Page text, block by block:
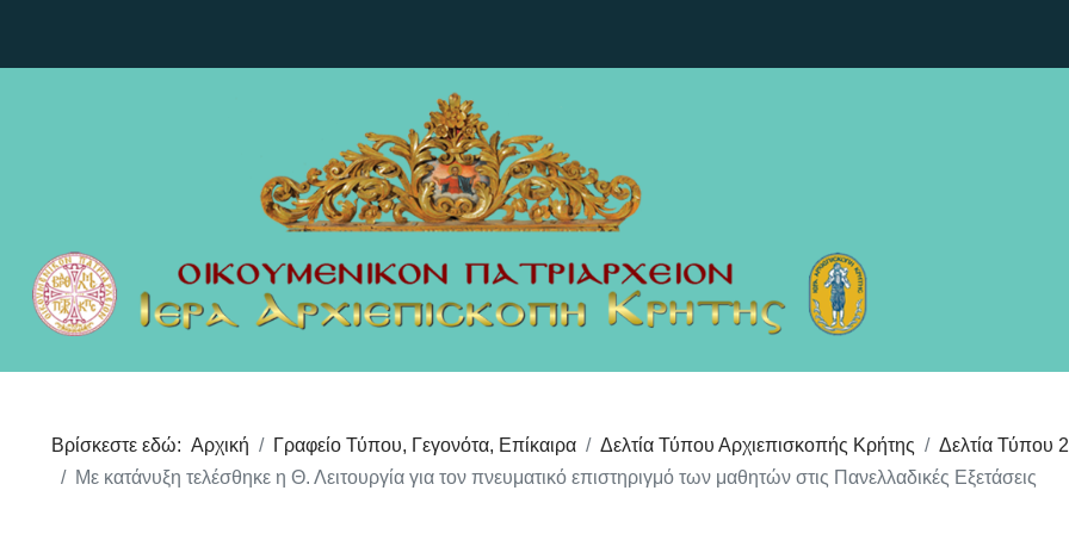
Βρίσκεστε εδώ: Αρχική Γραφείο Τύπου, Γεγονότα, Επίκαιρα Δελτία Τύπου Αρχιεπισκοπής Κρήτης
Δελτία Τύπου
Με κατάνυξη τελέσθηκε η Θ. Λειτουργία για τον πνευματικό επιστηριγμό των μαθητών στις Πανελλαδικές Εξετάσεις